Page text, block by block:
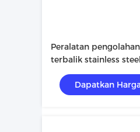
Peralatan
terbalik stainless
otomatis
Dapatkan